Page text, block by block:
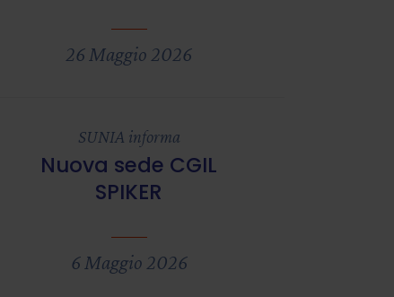
26 Maggio 2026
SUNIA informa
Nuova sede CGIL
SPIKER
6 Maggio 2026